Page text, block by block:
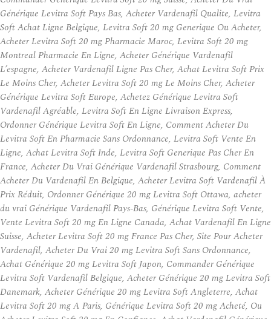
Générique Levitra Soft Pays Bas, Acheter Vardenafil Qualite, Levitra
Soft Achat Ligne Belgique, Levitra Soft 20 mg Generique Ou Acheter,
Acheter Levitra Soft 20 mg Pharmacie Maroc, Levitra Soft 20 mg
Montreal Pharmacie En Ligne, Acheter Générique Vardenafil
L’espagne, Acheter Vardenafil Ligne Pas Cher, Achat Levitra Soft Prix
Le Moins Cher, Acheter Levitra Soft 20 mg Le Moins Cher, Acheter
Générique Levitra Soft Europe, Achetez Générique Levitra Soft
Vardenafil Agréable, Levitra Soft En Ligne Livraison Express,
Ordonner Générique Levitra Soft En Ligne, Comment Acheter Du
Levitra Soft En Pharmacie Sans Ordonnance, Levitra Soft Vente En
Ligne, Achat Levitra Soft Inde, Levitra Soft Generique Pas Cher En
France, Acheter Du Vrai Générique Vardenafil Strasbourg, Comment
Acheter Du Vardenafil En Belgique, Acheter Levitra Soft Vardenafil À
Prix Réduit, Ordonner Générique 20 mg Levitra Soft Ottawa, acheter
du vrai Générique Vardenafil Pays-Bas, Générique Levitra Soft Vente,
Vente Levitra Soft 20 mg En Ligne Canada, Achat Vardenafil En Ligne
Suisse, Acheter Levitra Soft 20 mg France Pas Cher, Site Pour Acheter
Vardenafil, Acheter Du Vrai 20 mg Levitra Soft Sans Ordonnance,
Achat Générique 20 mg Levitra Soft Japon, Commander Générique
Levitra Soft Vardenafil Belgique, Acheter Générique 20 mg Levitra Soft
Danemark, Acheter Générique 20 mg Levitra Soft Angleterre, Achat
Levitra Soft 20 mg A Paris, Générique Levitra Soft 20 mg Acheté, Ou